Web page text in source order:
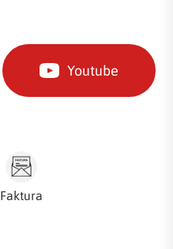
Youtube
Faktura